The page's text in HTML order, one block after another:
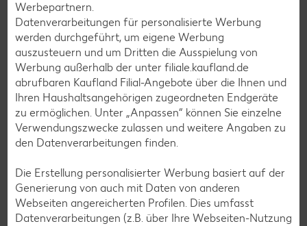
Smoothie-Rezepte
Bowle-Rezepte
Cocktail-Rezepte
Avocado-Rezepte
Erdbeer-Rezepte
Blaubeer-Rezepte
Bananen-Rezepte
Werbepartnern.
Datenverarbeitungen für personalisierte Werbung
werden durchgeführt, um eigene Werbung
auszusteuern und um Dritten die Ausspielung von
Werbung außerhalb der unter filiale.kaufland.de
abrufbaren Kaufland Filial-Angebote über die Ihnen und
Ihren Haushaltsangehörigen zugeordneten Endgeräte
zu ermöglichen. Unter „Anpassen“ können Sie einzelne
Verwendungszwecke zulassen und weitere Angaben zu
den Datenverarbeitungen finden.
Die Erstellung personalisierter Werbung basiert auf der
Generierung von auch mit Daten von anderen
Webseiten angereicherten Profilen. Dies umfasst
Datenverarbeitungen (z.B. über Ihre Webseiten-Nutzung